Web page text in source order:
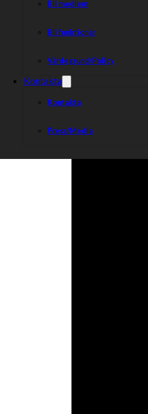
Bli medlem
Bli funktionär
Värdegrund/Policy
Kontakta
Kontakta
Press/Media
Dela nyheten: